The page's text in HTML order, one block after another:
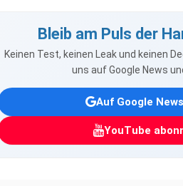
Bleib am Puls der
Keinen Test, keinen Leak und keinen
uns auf Google News
Auf Google
YouTube